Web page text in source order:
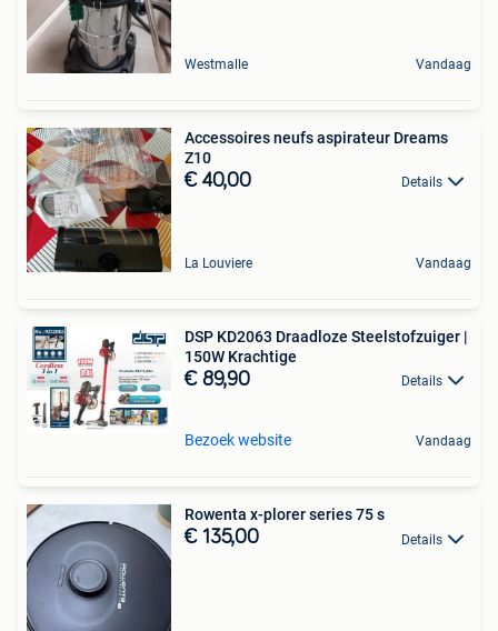
Westmalle Vandaag
Accessoires neufs aspirateur Dreams
Z10
€ 40,00 Details
La Louviere Vandaag
DSP KD2063 Draadloze Steelstofzuiger |
150W Krachtige
€ 89,90 Details
Bezoek website Vandaag
Rowenta x-plorer series 75 s
€ 135,00 Details